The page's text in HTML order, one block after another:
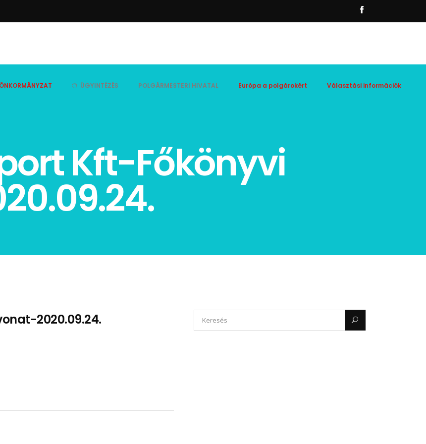
ÖNKORMÁNYZAT ÜGYINTÉZÉS POLGÁRMESTERI HIVATAL Európa a polgárokért Választási információk
Kft-Főkönyvi
2020.09.24.